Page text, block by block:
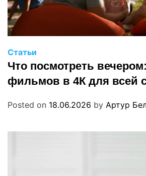
Статьи
Что посмотреть
фильмов в 4К для всей
Posted on 18.06.2026 by Артур